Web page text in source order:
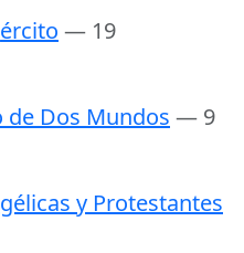
— 19
Dos Mundos — 9
y Protestantes